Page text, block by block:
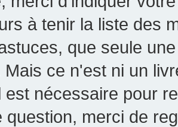
à tenir la liste des
que seule
Mais ce n'est ni un
est nécessaire pour
question, merci de